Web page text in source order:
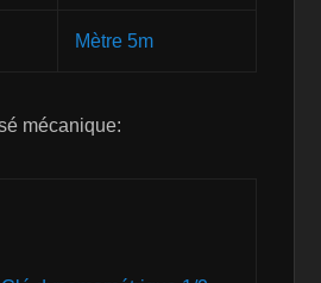
Mètre 5m
mécanique: